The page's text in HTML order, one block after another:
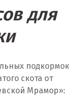
для
подкормок
скота от
Мрамор»: